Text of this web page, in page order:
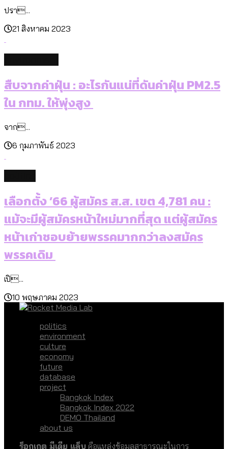
สูงอายุระดับสุดยอด
Bangkok Index 2025 : อันดับความน่าอยู่
ของ 50 เขตในกรุงเทพฯ
ปรา...
21 สิงหาคม 2023
สืบจากค่าฝุ่น : อะไรกันแน่ที่ดันค่าฝุ่น PM2.5
ใน กทม. ให้พุ่งสูง
จาก...
6 กุมภาพันธ์ 2023
เลือกตั้ง ’66 ผู้สมัคร ส.ส. เขต 4,781 คน :
แม้จะมีผู้สมัครหน้าใหม่มากที่สุด แต่ผู้สมัคร
หน้าเก่าชอบย้ายพรรคมากกว่าลงสมัคร
พรรคเดิม
เปิ...
10 พฤษภาคม 2023
politics
environment
culture
economy
future
database
project
Bangkok Index
Bangkok Index 2022
DEMO Thailand
about us
ร็อกเกต มีเดีย แล็บ คือแหล่งข้อมูลสาธารณะในการ